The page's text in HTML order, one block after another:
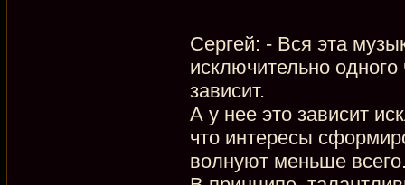
Сергей: - Вся эта
исключительно
зависит.
А у нее это зависит
что интересы
волнуют меньше